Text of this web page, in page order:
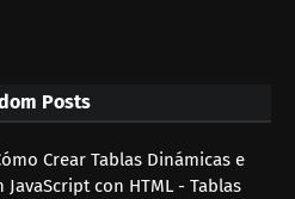
Posts
Crear Tablas Dinámicas e
JavaScript con HTML - Tablas